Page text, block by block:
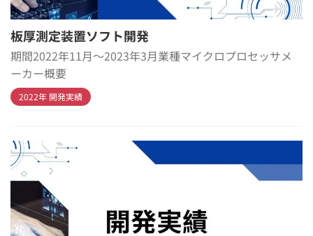
板厚測定装置ソフト開発
期間2022年11月～2023年3月業種マイクロプロセッサメ
ーカー概要
2022年 開発実績